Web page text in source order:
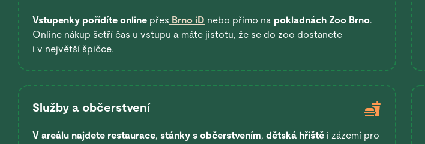
Vstupenky pořídíte online přes Brno iD nebo přímo na pokladnách Zoo Brno.
Online nákup šetří čas u vstupu a máte jistotu, že se do zoo dostanete
i v největší špičce.
Služby a občerstvení
V areálu najdete restaurace, stánky s občerstvením, dětská hřiště i zázemí pro